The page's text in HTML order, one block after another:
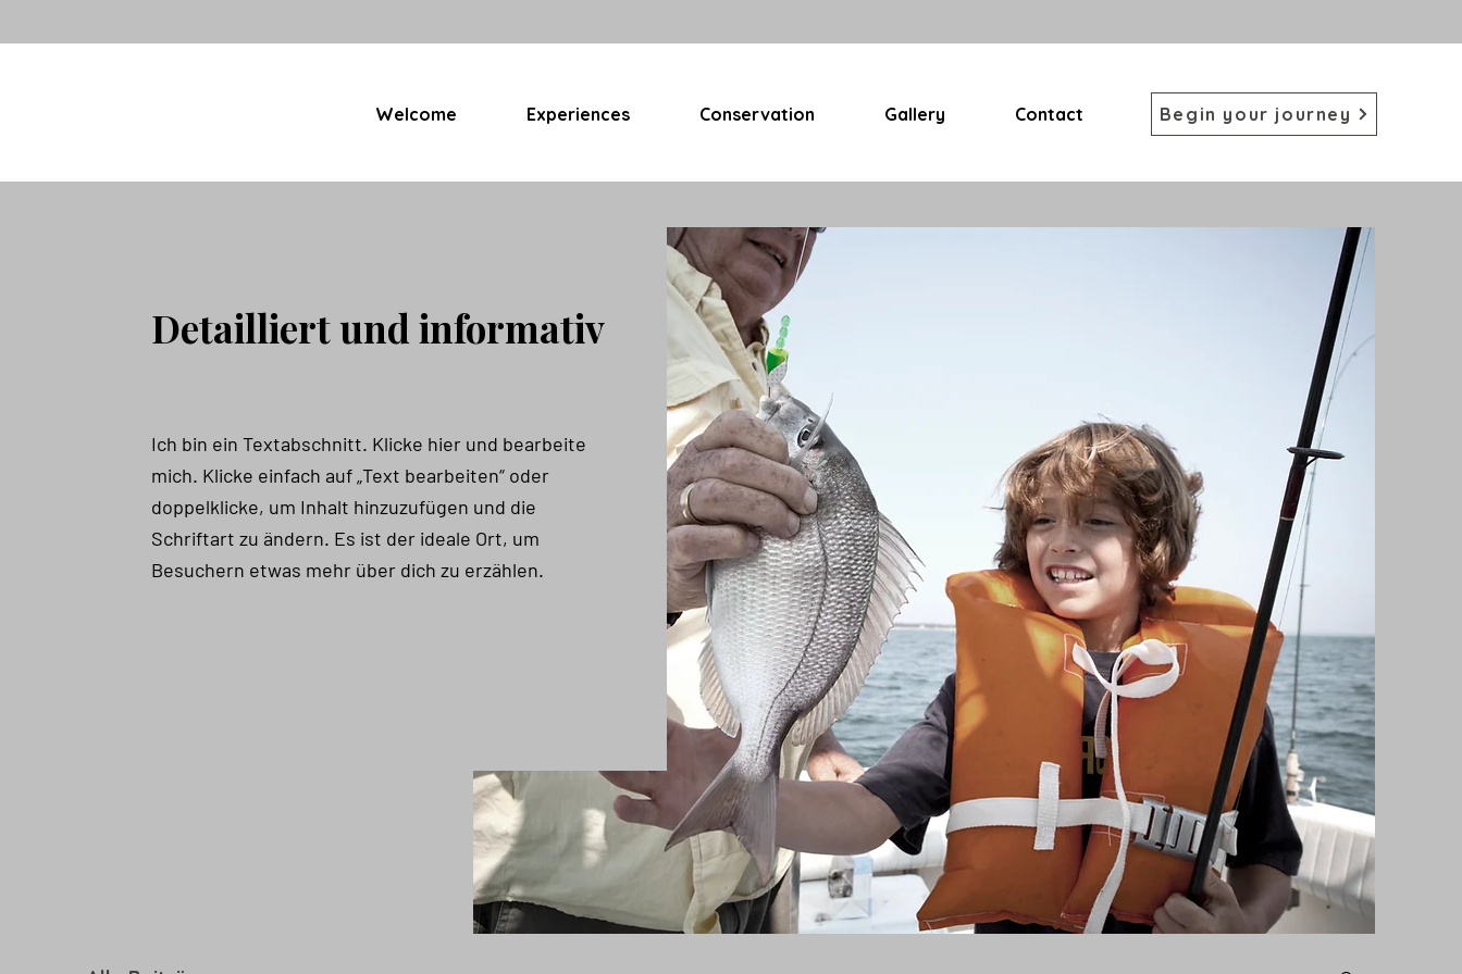
Welcome Experiences Conservation Gallery Contact Begin your journey
Detailliert und informativ
Ich bin ein Textabschnitt. Klicke hier und bearbeite
mich. Klicke einfach auf „Text bearbeiten“ oder
doppelklicke, um Inhalt hinzuzufügen und die
Schriftart zu ändern. Es ist der ideale Ort, um
Besuchern etwas mehr über dich zu erzählen.